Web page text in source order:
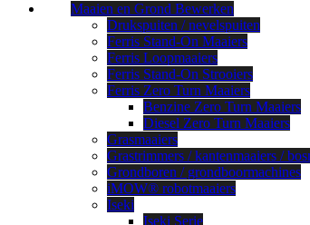
Maaien en Grond Bewerken
Drukspuiten / nevelspuiten
Ferris Stand-On Maaiers
Ferris Loopmaaiers
Ferris Stand-On Strooiers
Ferris Zero Turn Maaiers
Benzine Zero Turn Maaiers
Diesel Zero Turn Maaiers
Grasmaaiers
Grastrimmers / kantenmaaiers /
Grondboren / grondboormachines
iMOW® robotmaaiers
Iseki
Iseki Serie